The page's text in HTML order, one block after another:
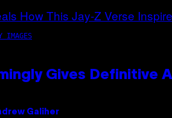
IMAGES
Gives Definitive
Galiher